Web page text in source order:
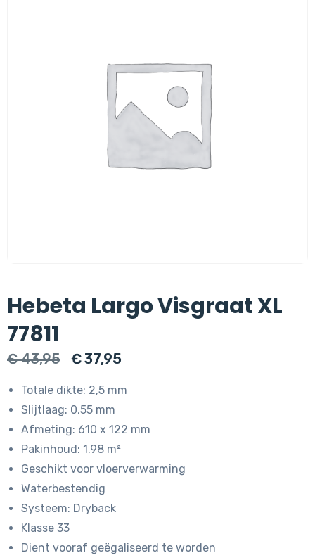
Hebeta Largo Visgraat XL
77811
€43,95
Oorspronkelijke
€ 43,95.
€37,95
€ 37,95.
Totale dikte: 2,5 mm
Slijtlaag: 0,55 mm
Afmeting: 610 x 122 mm
Pakinhoud: 1.98 m²
Geschikt voor vloerverwarming
Waterbestendig
Systeem: Dryback
Klasse 33
Dient vooraf geëgaliseerd te worden